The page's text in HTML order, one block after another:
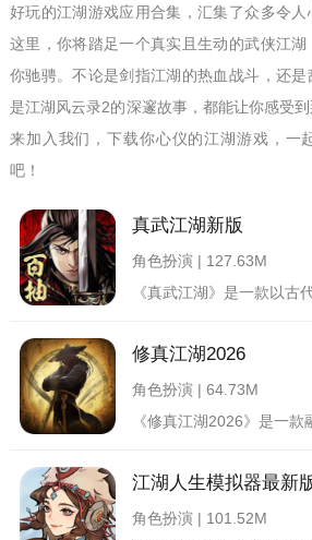
好玩的江湖游戏应用合集，汇集了众多令
这里，你将踏足一个真实且生动的武侠江
你驰骋。不论是剑指江湖的热血战斗，还
是江湖风云录2的深邃故事，都能让你感受
来加入我们，下载你心仪的江湖游戏，一
吧！
真武江湖新版
角色扮演 | 127.63M
修真江湖2026
角色扮演 | 64.73M
江湖人生模拟器最新
角色扮演 | 101.52M